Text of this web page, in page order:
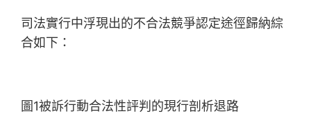
司法實行中浮現出的不合法競爭認定途徑歸納綜
合如下：
圖1被訴行動合法性評判的現行剖析退路